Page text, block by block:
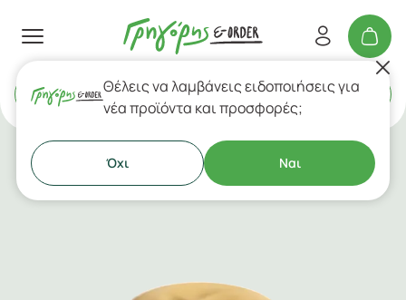
Delivery ή Takeaway
Κρύοι Καφέδες
Θέλεις να λαμβάνεις ειδοποιήσεις για
νέα προϊόντα και προσφορές;
Όχι Ναι